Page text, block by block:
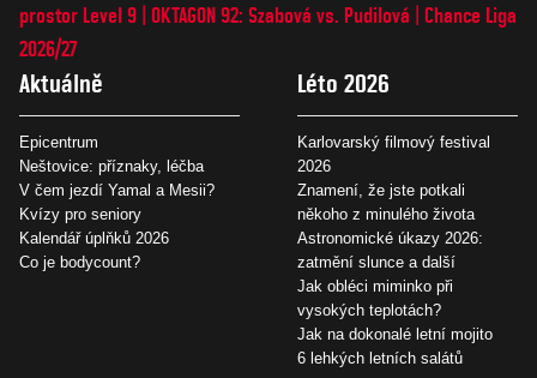
prostor Level 9 OKTAGON 92: Szabová vs. Pudilová
Chance Liga
2026/27
Aktuálně
Epicentrum
Neštovice: příznaky, léčba
V čem jezdí Yamal a Mesii?
Kvízy pro seniory
Kalendář úplňků 2026
Co je bodycount?
Léto 2026
Karlovarský filmový festival
2026
Znamení, že jste potkali
někoho z minulého života
Astronomické úkazy 2026:
zatmění slunce a další
Jak obléci miminko při
vysokých teplotách?
Jak na dokonalé letní mojito
6 lehkých letních salátů